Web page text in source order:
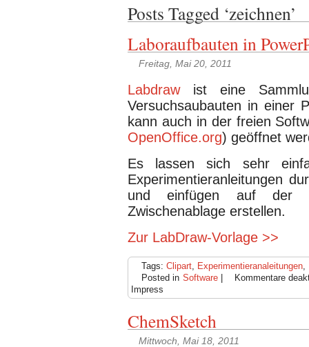
Posts Tagged ‘zeichnen’
Laboraufbauten in
Freitag, Mai 20, 2011
Labdrawist eine
Versuchsaubauten in einer
kann auch in der freien
OpenOffice.org) geöffnet
Es lassen sich sehr
Experimentieranleitungen
und einfügen auf der
Zwischenablage erstellen.
Zur LabDraw-Vorlage >>
Tags: Clipart, Experimentieranaleitungen,
Posted in Software|
Kommentare
Impress
ChemSketch
Mittwoch, Mai 18, 2011